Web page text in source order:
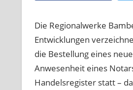
Die Regionalwerke
Entwicklungen
die Bestellung eines
Anwesenheit eines
Handelsregister statt –